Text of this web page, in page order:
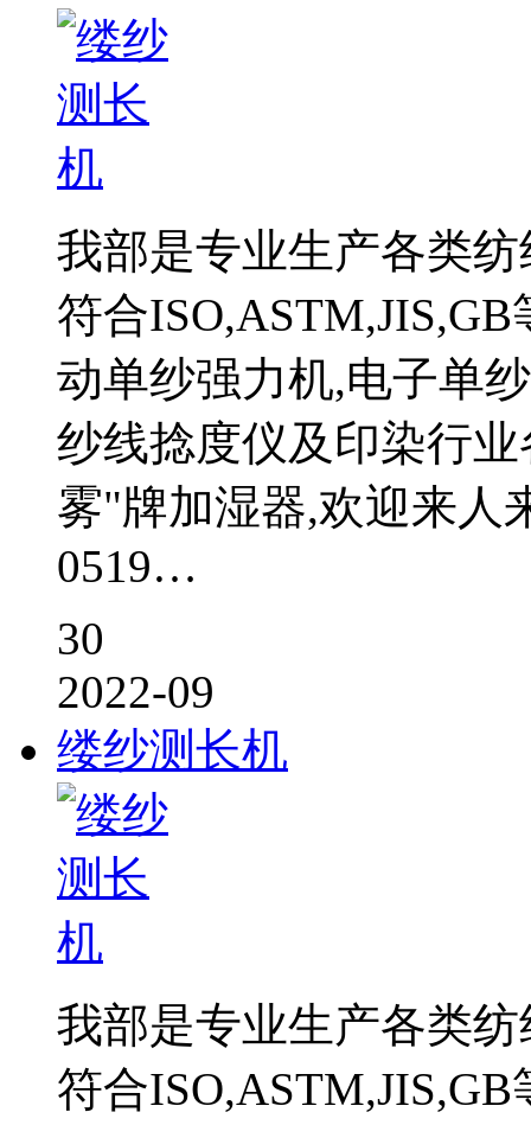
我部是专业生产各类
符合
动单纱强力机,电子单
纱线捻度仪及印染行
雾"牌加湿器,欢迎来人
0519…
30
2022-09
缕纱测长机
我部是专业生产各类
符合